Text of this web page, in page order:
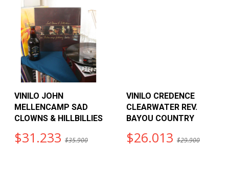
VINILO JOHN
MELLENCAMP SAD
CLOWNS & HILLBILLIES
$31.233 $35.900
VINILO CREDENCE
CLEARWATER REV.
BAYOU COUNTRY
$26.013 $29.900